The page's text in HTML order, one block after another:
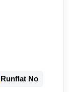
Runflat No